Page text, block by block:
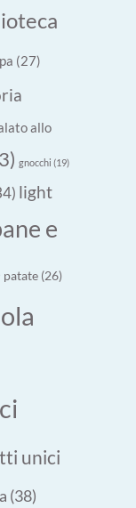
(27)
allo
gnocchi (19)
light
e
patate (26)
unici
(38)